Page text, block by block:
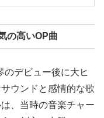
の高いOP曲
のデビュー後に大ヒ
ウンドと感情的な歌
、当時の音楽チャー